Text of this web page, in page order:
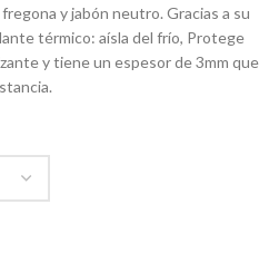
y jabón neutro. Gracias a su
térmico: aísla del frío, Protege
y tiene un espesor de 3mm que